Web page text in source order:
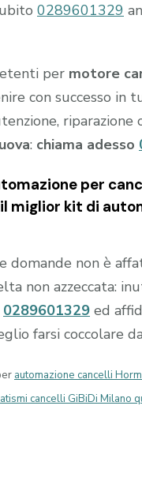
0289601329
per motore
con successo in
riparazione
: chiama adesso
per
miglior kit di
domande non è
non azzeccata:
0289601329 ed
farsi coccolare
automazione cancelli
cancelli GiBiDi Milano